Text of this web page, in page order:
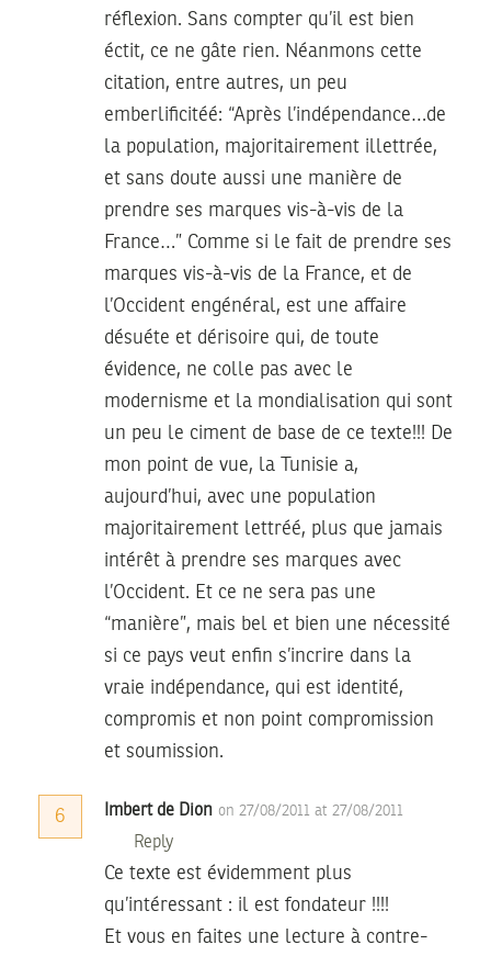
réflexion. Sans compter qu’il est bien
éctit, ce ne gâte rien. Néanmons cette
citation, entre autres, un peu
emberlificitéé: “Après l’indépendance…de
la population, majoritairement illettrée,
et sans doute aussi une manière de
prendre ses marques vis-à-vis de la
France…” Comme si le fait de prendre ses
marques vis-à-vis de la France, et de
l’Occident engénéral, est une affaire
désuéte et dérisoire qui, de toute
évidence, ne colle pas avec le
modernisme et la mondialisation qui sont
un peu le ciment de base de ce texte!!! De
mon point de vue, la Tunisie a,
aujourd’hui, avec une population
majoritairement lettréé, plus que jamais
intérêt à prendre ses marques avec
l’Occident. Et ce ne sera pas une
“manière”, mais bel et bien une nécessité
si ce pays veut enfin s’incrire dans la
vraie indépendance, qui est identité,
compromis et non point compromission
et soumission.
6 Imbert de Dion on 27/08/2011 at 27/08/2011
Reply
Ce texte est évidemment plus
qu’intéressant : il est fondateur !!!!
Et vous en faites une lecture à contre-